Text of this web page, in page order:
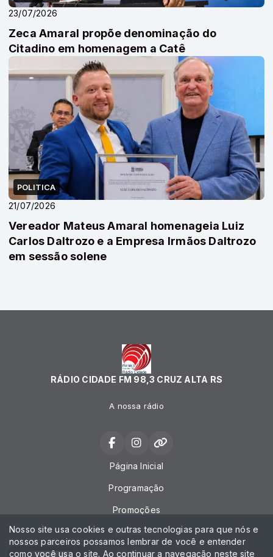
23/07/2026
Zeca Amaral propõe denominação do
Citadino em homenagem a Catê
POLITICA
21/07/2026
Vereador Mateus Amaral homenageia Luiz
Carlos Daltrozo e a Empresa Irmãos Daltrozo
em sessão solene
RÁDIO CIDADE FM 98,3 CRUZ ALTA RS
A nossa rádio
Página Inicial
Programação
Promoções
Locutores
Contato
Nosso site usa cookies e outras tecnologias para que nós e
nossos parceiros possamos lembrar de você e entender
como você usa o site. Ao continuar a navegação neste site